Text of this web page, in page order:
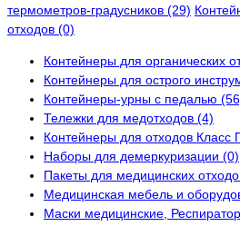
термометров-градусников (29)
отходов (0)
Контейнеры для органических
Контейнеры для острого
Контейнеры-урны с педалью
Тележки для медотходов (4)
Контейнеры для отходов Класс
Наборы для демеркуризации (0)
Пакеты для медицинских
Медицинская мебель и
Маски медицинские,